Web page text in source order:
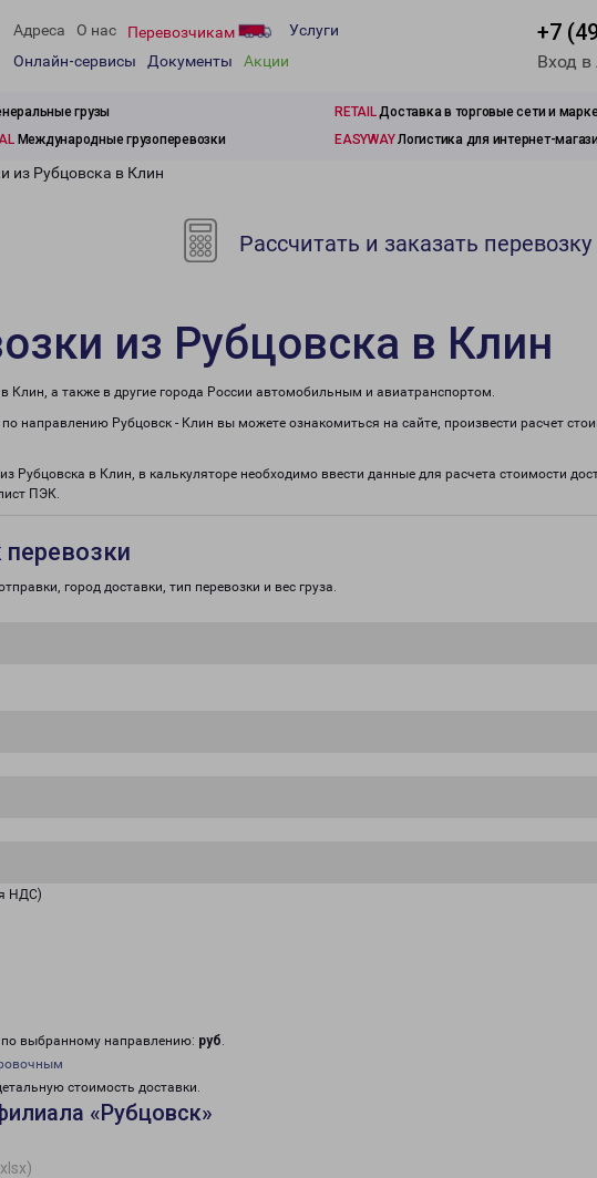
Адреса О нас Перевозчикам
Услуги
Онлайн-сервисы
Документы Акции
+7
Вход
грузы RETAILДоставка в торговые сети и
Международные грузоперевозки EASYWAYЛогистика для интернет-
из Рубцовска в Клин
Рассчитать и заказать перевозку
из Рубцовска в Клин
Клин, а также в другие города России автомобильным и авиатранспортом.
направлению Рубцовск - Клин вы можете ознакомиться на сайте, произвести расчет
Рубцовска в Клин, в калькуляторе необходимо ввести данные для расчета стоимости
ПЭК.
перевозки
город доставки, тип перевозки и вес груза.
НДС)
выбранному направлению: руб.
стоимость доставки.
«Рубцовск»